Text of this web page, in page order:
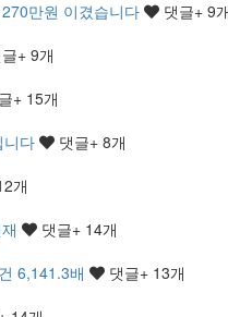
만원 이겼습니다
댓글+ 9
+ 9개
+ 15개
니다
댓글+ 8개
개
댓글+ 14개
6,141.3배
댓글+ 13개